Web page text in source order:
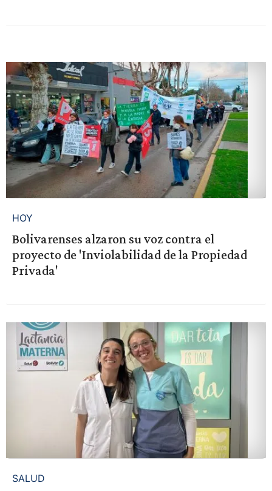
HOY
Bolivarenses alzaron su voz contra el
proyecto de 'Inviolabilidad de la Propiedad
Privada'
SALUD